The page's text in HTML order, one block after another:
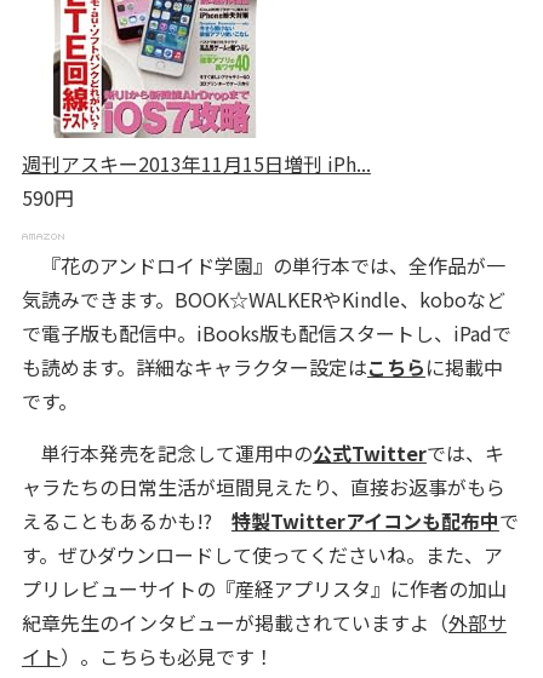
週刊アスキー2013年11月15日増刊 iPh...
590円
『花のアンドロイド学園』の単行本では、全作品が一
気読みできます。 BOOK☆WALKERやKindle、koboなど
で電子版も配信中。 iBooks版も配信スタートし、iPadで
も読めます。 詳細なキャラクター設定はこちらに掲載中
です。
単行本発売を記念して運用中の公式Twitterでは、キ
ャラたちの日常生活が垣間見えたり、直接お返事がもら
えることもあるかも!? 特製Twitterアイコンも配布中で
す。ぜひダウンロードして使ってくださいね。 また、ア
プリレビューサイトの『産経アプリスタ』に作者の加山
紀章先生のインタビューが掲載されていますよ（外部サ
イト）。こちらも必見です！